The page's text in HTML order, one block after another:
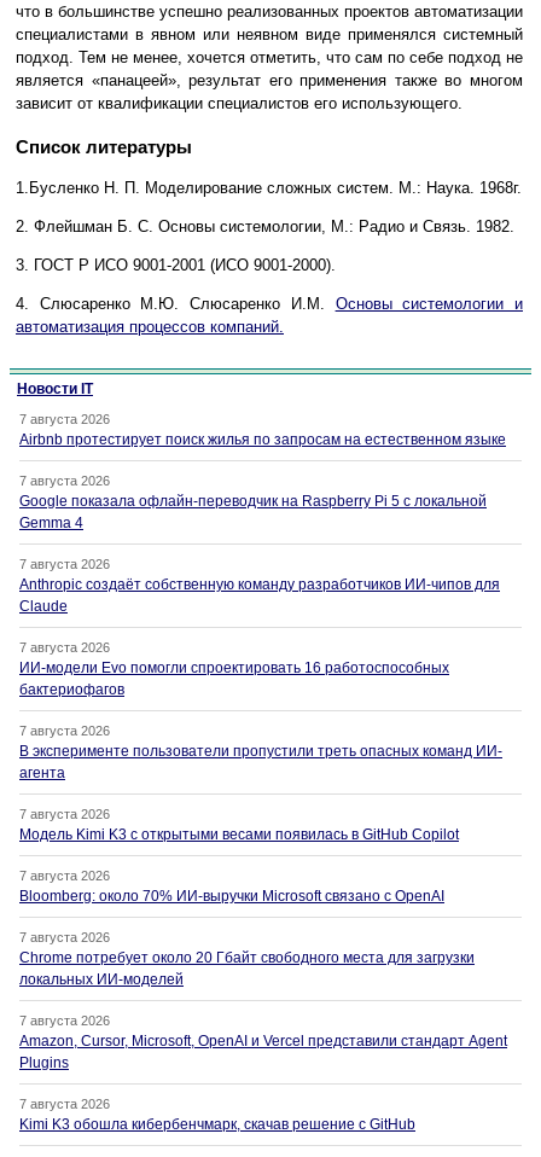
что в большинстве успешно реализованных проектов автоматизации
специалистами в явном или неявном виде применялся системный
подход. Тем не менее, хочется отметить, что сам по себе подход не
является «панацеей», результат его применения также во многом
зависит от квалификации специалистов его использующего.
Список литературы
1.Бусленко Н. П. Моделирование сложных систем. М.: Наука. 1968г.
2. Флейшман Б. С. Основы системологии, М.: Радио и Связь. 1982.
3. ГОСТ Р ИСО 9001-2001 (ИСО 9001-2000).
4. Слюсаренко М.Ю. Слюсаренко И.М. Основы системологии и
автоматизация процессов компаний.
Новости IT
7 августа 2026
Airbnb протестирует поиск жилья по запросам на естественном языке
7 августа 2026
Google показала офлайн-переводчик на Raspberry Pi 5 с локальной
Gemma 4
7 августа 2026
Anthropic создаёт собственную команду разработчиков ИИ-чипов для
Claude
7 августа 2026
ИИ-модели Evo помогли спроектировать 16 работоспособных
бактериофагов
7 августа 2026
В эксперименте пользователи пропустили треть опасных команд ИИ-
агента
7 августа 2026
Модель Kimi K3 с открытыми весами появилась в GitHub Copilot
7 августа 2026
Bloomberg: около 70% ИИ-выручки Microsoft связано с OpenAI
7 августа 2026
Chrome потребует около 20 Гбайт свободного места для загрузки
локальных ИИ-моделей
7 августа 2026
Amazon, Cursor, Microsoft, OpenAI и Vercel представили стандарт Agent
Plugins
7 августа 2026
Kimi K3 обошла кибербенчмарк, скачав решение с GitHub